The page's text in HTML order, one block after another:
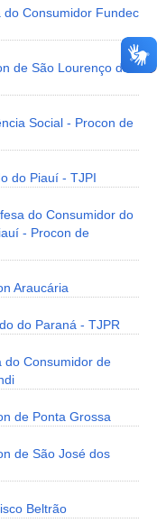
do Consumidor Fundec
de São Lourenço da
Social - Procon de
do Piauí - TJPI
do Consumidor do
- Procon de
Araucária
do Paraná - TJPR
do Consumidor de
de Ponta Grossa
de São José dos
Beltrão